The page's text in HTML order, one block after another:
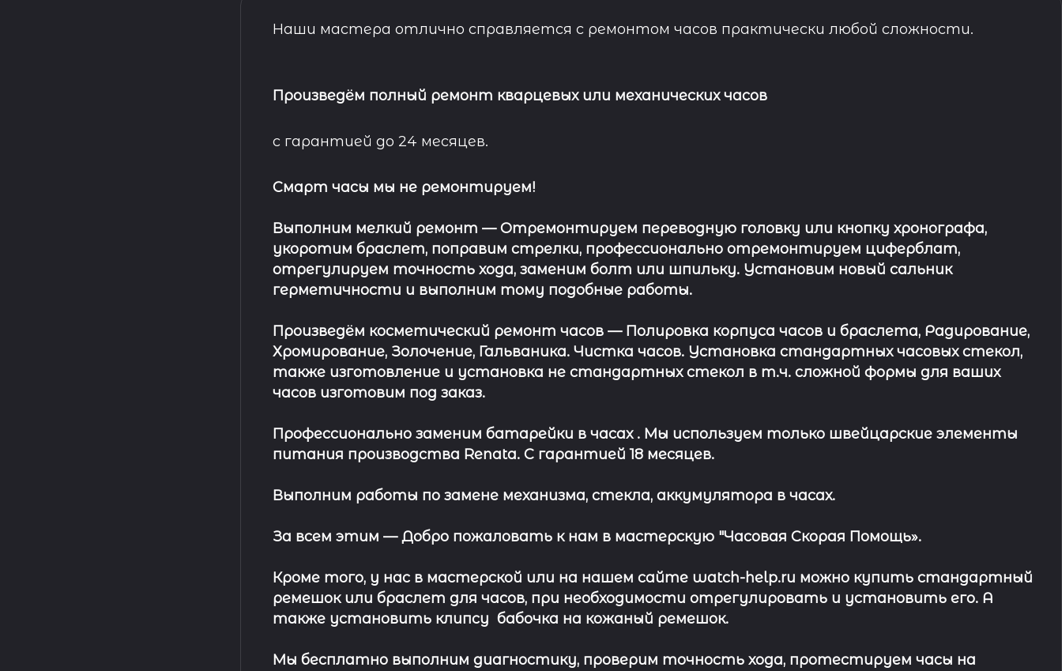
Наши мастера отлично справляется с ремонтом часов практически любой сложности.
Произведём полный ремонт кварцевых или механических часов
с гарантией до 24 месяцев.
Смарт часы мы не ремонтируем!
Выполним мелкий ремонт — Отремонтируем переводную головку или кнопку хронографа,
укоротим браслет, поправим стрелки, профессионально отремонтируем циферблат,
отрегулируем точность хода, заменим болт или шпильку. Установим новый сальник
герметичности и выполним тому подобные работы.
Произведём косметический ремонт часов— Полировка корпуса часов и браслета, Радирование,
Хромирование, Золочение, Гальваника. Чистка часов. Установка стандартных часовых стекол,
также изготовление и установка не стандартных стекол в т.ч. сложной формы для ваших
часов изготовим под заказ.
Профессионально заменим батарейки в часах . Мы используем только швейцарские элементы
питания производства Renata. С гарантией 18 месяцев.
Выполним работы по замене механизма, стекла, аккумулятора в часах.
За всем этим —Добро пожаловать к нам в мастерскую "Часовая Скорая Помощь».
Кроме того, у нас в мастерской или на нашем сайте watch-help.ru можно купить стандартный
ремешокилибраслет для часов, при необходимости отрегулировать и установить его. А
также установить клипсу бабочка на кожаный ремешок.
Мы бесплатно выполним диагностику, проверим точность хода, протестируем часы на